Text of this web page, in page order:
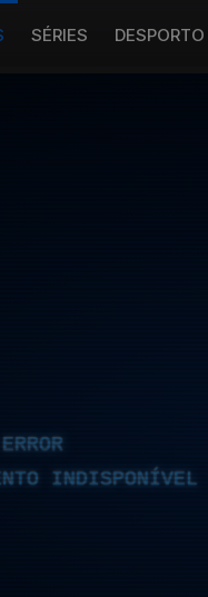
SÉRIES DESPORTO
INDISPONÍVEL